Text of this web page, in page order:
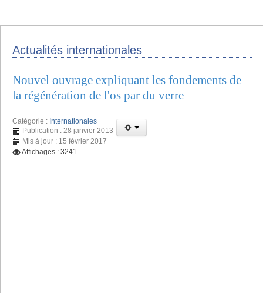
Actualités internationales
Nouvel ouvrage expliquant les fondements de
la régénération de l'os par du verre
Catégorie : Internationales
Publication : 28 janvier 2013
Mis à jour : 15 février 2017
Affichages : 3241